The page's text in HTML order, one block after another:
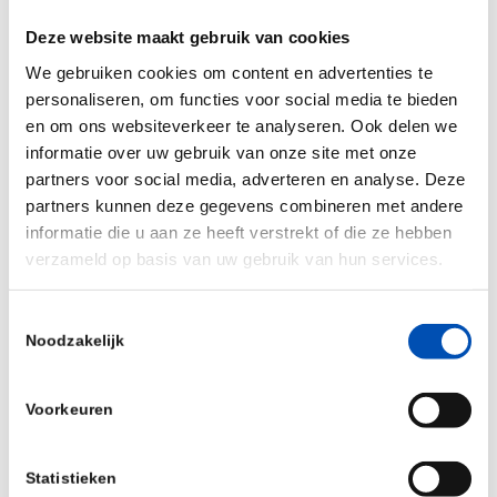
Deze website maakt gebruik van cookies
We gebruiken cookies om content en advertenties te
personaliseren, om functies voor social media te bieden
en om ons websiteverkeer te analyseren. Ook delen we
informatie over uw gebruik van onze site met onze
partners voor social media, adverteren en analyse. Deze
partners kunnen deze gegevens combineren met andere
informatie die u aan ze heeft verstrekt of die ze hebben
verzameld op basis van uw gebruik van hun services.
Noodzakelijk
Voorkeuren
Statistieken
wel inventariseren wat elke ROM voor biotech
ondernemers in hun regio doet, en hoe zich dat
verhoudt tot de biotech activiteit in de
betreffende regio. De resultaten zijn weergegeven
in onze finfographic. Opvallend is dat ROMs in
regio’s met veel biotech bedrijven niet perse meer
biotech bedrijven in hun investeringsportfolio
ondanks florerende clusters rondom het
InnovationQuarter heeft 13 keer geld gestoken in
maar als thuisbasis van de grote clusters in